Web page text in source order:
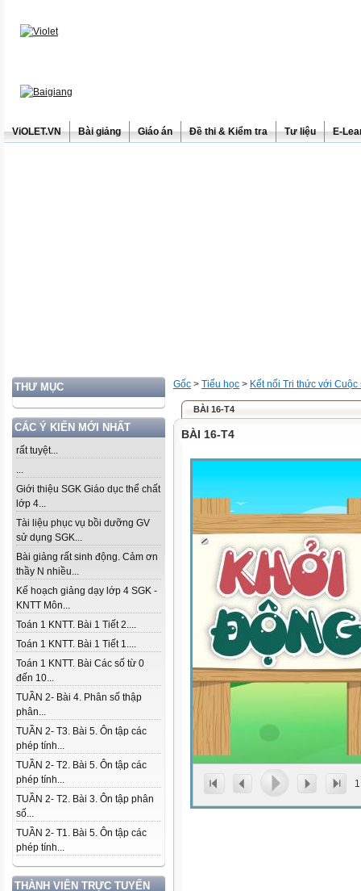
ViOLET.VN Bài giảng Giáo án Đề thi & Kiểm tra Tư liệu E-
THƯ MỤC
CÁC Ý KIẾN MỚI NHẤT
rất tuyệt...
...
Giới thiệu SGK Giáo dục thể chất
lớp 4...
Tài liệu phục vụ bồi dưỡng GV
sử dụng SGK...
Bài giảng rất sinh động. Cảm ơn
thầy N nhiều...
Kế hoạch giảng dạy lớp 4 SGK -
KNTT Môn...
Toán 1 KNTT. Bài 1 Tiết 2....
Toán 1 KNTT. Bài 1 Tiết 1....
Toán 1 KNTT. Bài Các số từ 0
đến 10...
TUẦN 2- Bài 4. Phân số thập
phân...
TUẦN 2- T3. Bài 5. Ôn tập các
phép tính...
TUẦN 2- T2. Bài 5. Ôn tập các
phép tính...
TUẦN 2- T2. Bài 3. Ôn tập phân
số...
TUẦN 2- T1. Bài 5. Ôn tập các
phép tính...
THÀNH VIÊN TRỰC TUYẾN
Gốc > Tiểu học > Kết nối Tri thức với Cuộc
BÀI 16-T4
BÀI 16-T4
1